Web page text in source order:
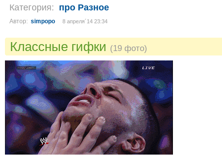
Категория: про Разное
Автор: simpopo 8 апреля´14 23:34
Классные гифки (19 фото)